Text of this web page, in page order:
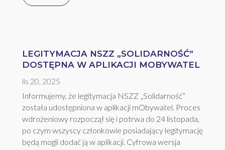
LEGITYMACJA NSZZ „SOLIDARNOŚĆ”
DOSTĘPNA W APLIKACJI MOBYWATEL
lis 20, 2025
Informujemy, że legitymacja NSZZ „Solidarność”
została udostępniona w aplikacji mObywatel. Proces
wdrożeniowy rozpoczął się i potrwa do 24 listopada,
po czym wszyscy członkowie posiadający legitymację
będą mogli dodać ją w aplikacji. Cyfrowa wersja